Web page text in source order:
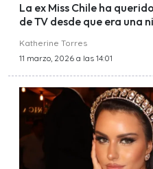
La ex Miss Chile ha
de TV desde que era una
Katherine Torres
11 marzo, 2026 a las 14:01